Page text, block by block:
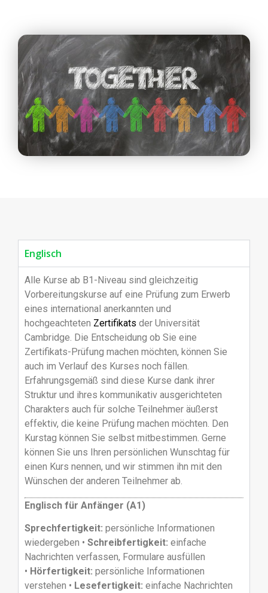
Englisch
Alle Kurse ab B1-Niveau sind gleichzeitig
Vorbereitungskurse auf eine Prüfung zum Erwerb
eines international anerkannten und
hochgeachteten Zertifikats der Universität
Cambridge. Die Entscheidung ob Sie eine
Zertifikats-Prüfung machen möchten, können Sie
auch im Verlauf des Kurses noch fällen.
Erfahrungsgemäß sind diese Kurse dank ihrer
Struktur und ihres kommunikativ ausgerichteten
Charakters auch für solche Teilnehmer äußerst
effektiv, die keine Prüfung machen möchten. Den
Kurstag können Sie selbst mitbestimmen. Gerne
können Sie uns Ihren persönlichen Wunschtag für
einen Kurs nennen, und wir stimmen ihn mit den
Wünschen der anderen Teilnehmer ab.
Englisch für Anfänger (A1)
Sprechfertigkeit: persönliche Informationen
wiedergeben • Schreibfertigkeit: einfache
Nachrichten verfassen, Formulare ausfüllen
• Hörfertigkeit: persönliche Informationen
verstehen • Lesefertigkeit: einfache Nachrichten